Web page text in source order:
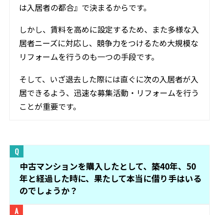
は入居者の都合』で決まるからです。
しかし、賃料を高めに設定するため、また多様な入
居者ニーズに対応し、競争力をつけるため大規模な
リフォームを行うのも一つの手段です。
そして、いざ退去した際には直ぐに次の入居者が入
居できるよう、迅速な募集活動・リフォームを行う
ことが重要です。
中古マンションを購入したとして、築40年、50
年と経過した時に、果たして本当に借り手はいる
のでしょうか？